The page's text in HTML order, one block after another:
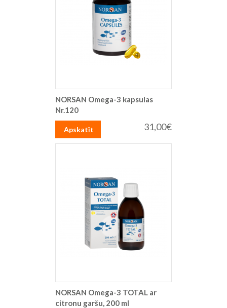
NORSAN Omega-3 kapsulas
Nr.120
31,00€
Apskatīt
NORSAN Omega-3 TOTAL ar
citronu garšu, 200 ml